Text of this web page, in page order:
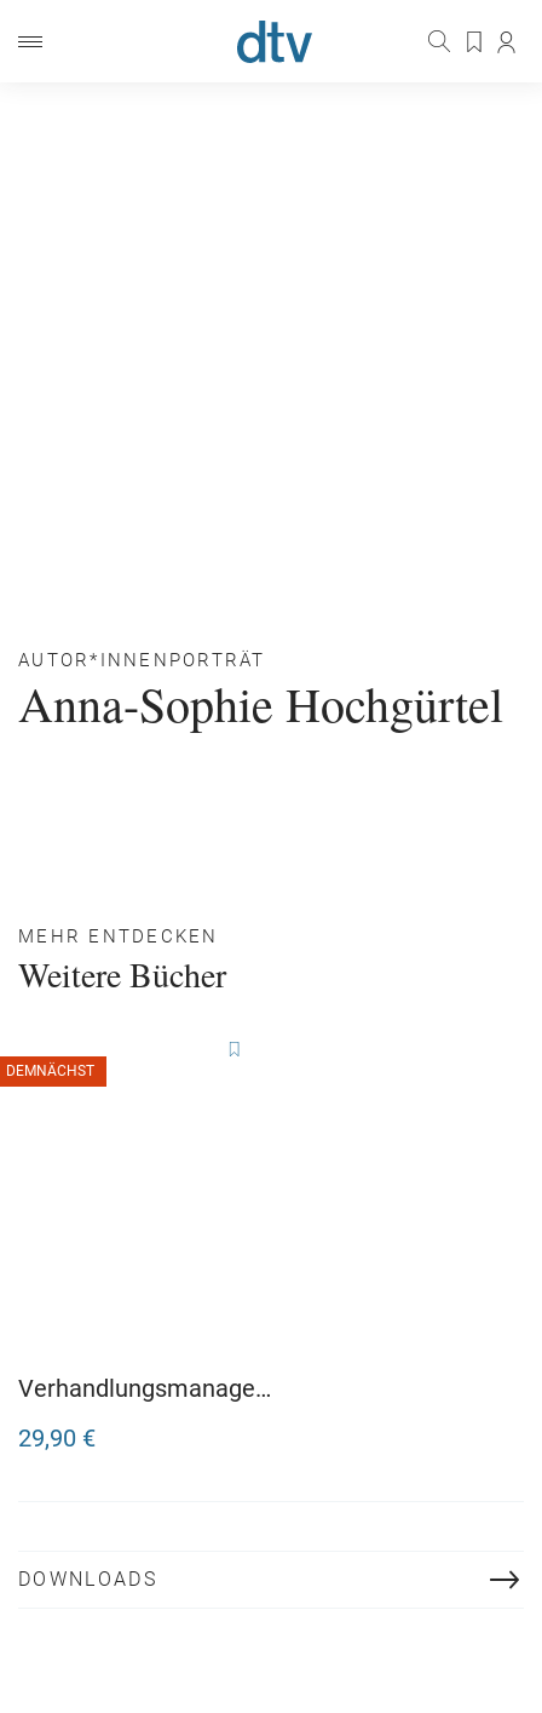
AUTOR*INNENPORTRÄT
Anna-Sophie Hochgürtel
MEHR ENTDECKEN
Weitere Bücher
DEMNÄCHST
Verhandlungsmanage
29,90 €
DOWNLOADS